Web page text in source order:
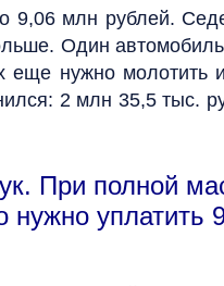
9,06 млн рублей.
Один автомобиль
нужно молотить
2 млн 35,5 тыс.
При полной
нужно уплатить